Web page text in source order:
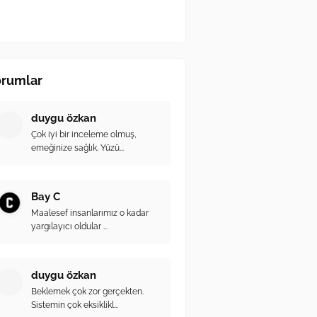
duygu özkan
Çok iyi bir inceleme olmuş,
emeğinize sağlık. Yüzü...
Bay C
Maalesef insanlarımız o kadar
yargılayıcı oldular ...
duygu özkan
Beklemek çok zor gerçekten.
Sistemin çok eksiklikl...